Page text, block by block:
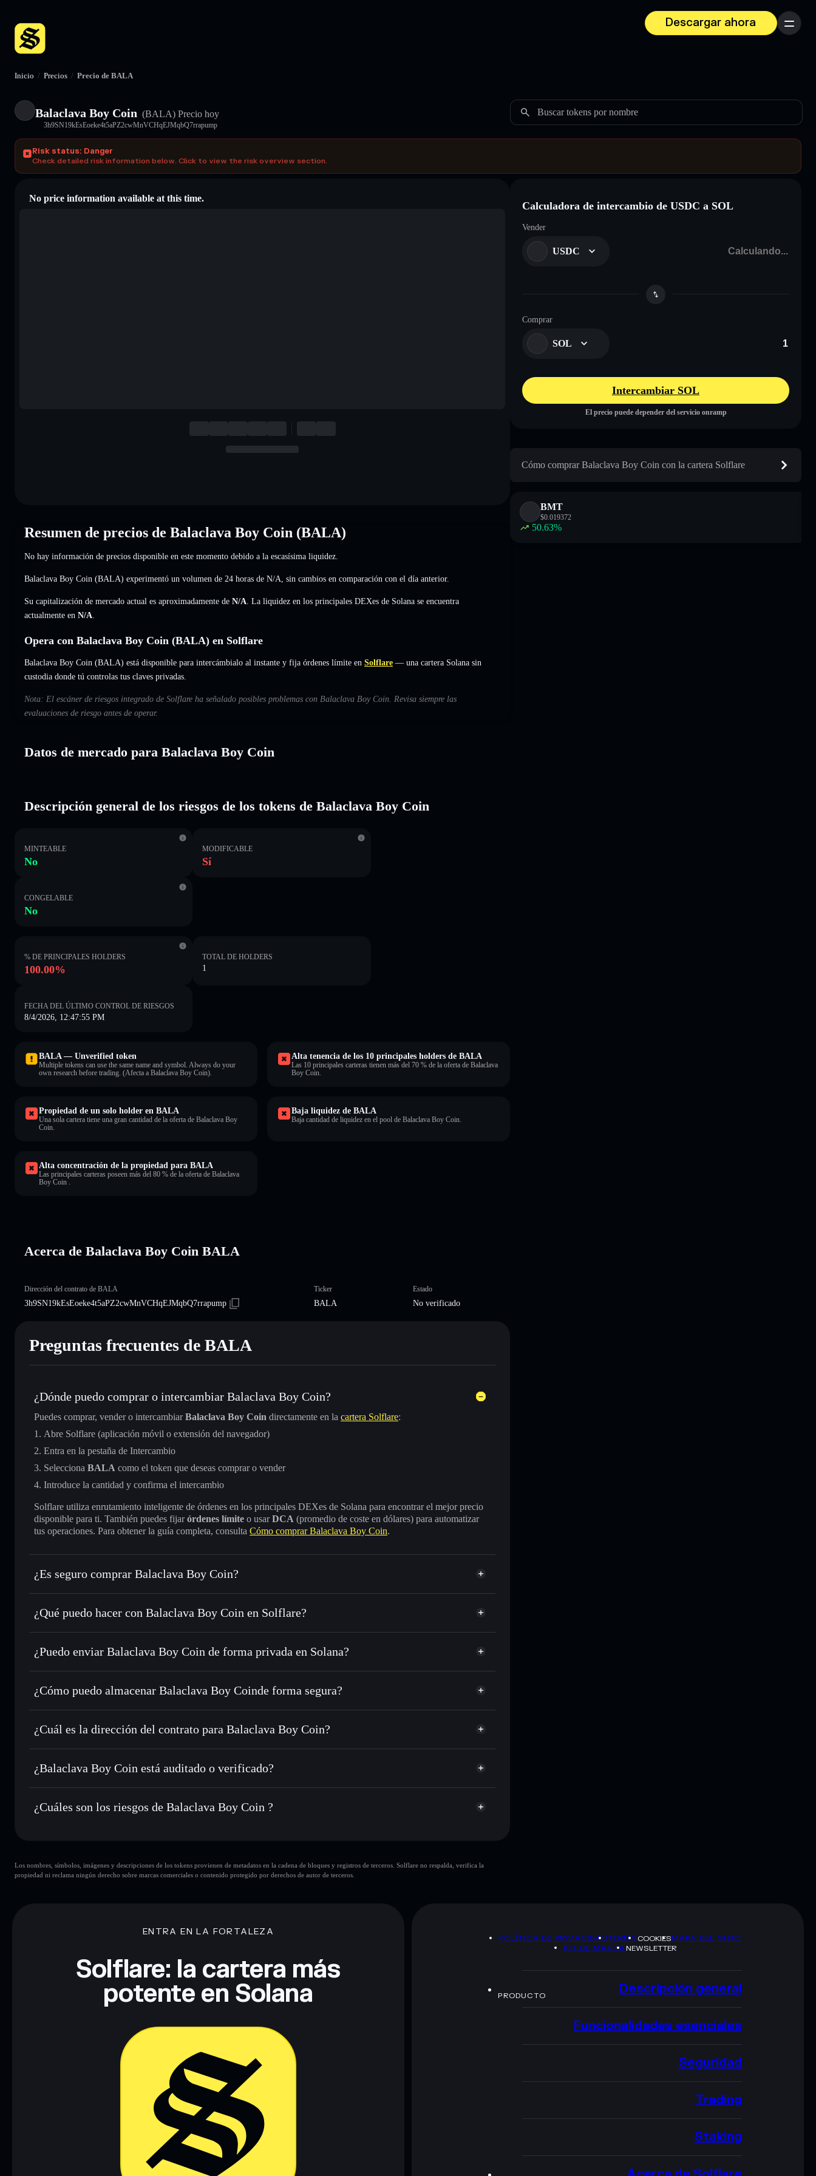
Descargar ahora
Menú
Inicio / Precios / Precio de BALA
Balaclava Boy Coin (BALA) Precio hoy
3h9SN19kEsEoeke4t5aPZ2cwMnVCHqEJMqbQ7rrapump
Buscar tokens por nombre
Risk status: Danger
Check detailed risk information below. Click to view the risk overview section.
No price information available at this time.
Resumen de precios de Balaclava Boy Coin (BALA)
No hay información de precios disponible en este momento debido a la escasísima liquidez.
Balaclava Boy Coin (BALA) experimentó un volumen de 24 horas de N/A sin cambios en comparación con el día anterior.
Su capitalización de mercado actual es aproximadamente de N/A . La liquidez en los principales DEXes de Solana se encuentra
actualmente en N/A
Opera con Balaclava Boy Coin (BALA) en Solflare
Balaclava Boy Coin (BALA) está disponible para intercámbialo al instante y fija órdenes límite en Solflare — una cartera Solana sin
custodia donde tú controlas tus claves privadas.
Nota: El escáner de riesgos integrado de Solflare ha señalado posibles problemas con Balaclava Boy Coin. Revisa siempre las
evaluaciones de riesgo antes de operar.
Datos de mercado para Balaclava Boy Coin
Descripción general de los riesgos de los tokens de Balaclava Boy Coin
MINTEABLE
No
MODIFICABLE
Sí
CONGELABLE
No
% DE PRINCIPALES HOLDERS
100.00%
TOTAL DE HOLDERS
1
FECHA DEL ÚLTIMO CONTROL DE RIESGOS
8/4/2026, 12:47:55 PM
BALA — Unverified token
Multiple tokens can use the same name and symbol. Always do your
own research before trading. (Afecta a Balaclava Boy Coin).
Alta tenencia de los 10 principales holders de BALA
Las 10 principales carteras tienen más del 70 % de la oferta de Balaclava
Boy Coin.
Propiedad de un solo holder en BALA
Una sola cartera tiene una gran cantidad de la oferta de Balaclava Boy
Coin.
Baja liquidez de BALA
Baja cantidad de liquidez en el pool de Balaclava Boy Coin.
Alta concentración de la propiedad para BALA
Las principales carteras poseen más del 80 % de la oferta de Balaclava
Boy Coin .
Acerca de Balaclava Boy Coin BALA
Dirección del contrato de BALA
3h9SN19kEsEoeke4t5aPZ2cwMnVCHqEJMqbQ7rrapump
Ticker
BALA
Estado
No verificado
Preguntas frecuentes de BALA
¿Dónde puedo comprar o intercambiar Balaclava Boy Coin?
Puedes comprar, vender o intercambiarBalaclava Boy Coin directamente en la cartera Solflare:
Abre Solflare (aplicación móvil o extensión del navegador)
Entra en la pestaña de Intercambio
Selecciona BALA como el token que deseas comprar o vender
Introduce la cantidad y confirma el intercambio
Solflare utiliza enrutamiento inteligente de órdenes en los principales DEXes de Solana para encontrar el mejor precio
disponible para ti. También puedes fijarórdenes límite o usarDCA (promedio de coste en dólares) para automatizar
tus operaciones. Para obtener la guía completa, consulta Cómo comprar Balaclava Boy Coin.
¿Es seguro comprar Balaclava Boy Coin?
Balaclava Boy Coin no está verificado
¿Qué puedo hacer con Balaclava Boy Coin en Solflare?
Balaclava Boy Coin
cartera de Solflare
Intercambiar al instante: operar con BALA para SOL, USDC o miles de otros tokens de Solana con enrutamiento
Utilizar DCA: promedio de coste en dólares en BALA a lo largo del tiempo
Enviar de forma privada: transferir BALA sin vincular públicamente las carteras usando el agregador de
privacidad integrado de Solflare
Holdear de forma segura: almacenar BALA en una cartera sin custodia donde tú controla tus claves privadas
¿Puedo enviar Balaclava Boy Coin de forma privada en Solana?
agregador de privacidad
¿Cómo puedo almacenar Balaclava Boy Coinde forma segura?
Balaclava Boy Coin cartera sin custodia Solflare
¿Cuál es la dirección del contrato para Balaclava Boy Coin?
Balaclava Boy Coin
3h9SN19kEsEoeke4t5aPZ2cwMnVCHqEJMqbQ7rrapump
cartera Solflare
¿Balaclava Boy Coin está auditado o verificado?
Balaclava Boy Coin no está verificado actualmente
¿Cuáles son los riesgos de Balaclava Boy Coin ?
carteras
Balaclava Boy Coin
sola cartera
Los nombres, símbolos, imágenes y descripciones de los tokens provienen de metadatos en la cadena de bloques y registros de terceros. Solflare no respalda, verifica la
propiedad ni reclama ningún derecho sobre marcas comerciales o contenido protegido por derechos de autor de terceros.
Calculadora de intercambio de USDC a SOL
Vender
USDC
Comprar
SOL
Intercambiar SOL
El precio puede depender del servicio onramp
Cómo comprar Balaclava Boy Coin con la cartera Solflare
BMT
$0.019372
50.63%
ENTRA EN LA FORTALEZA
Solflare: la cartera más
potente en Solana
POLÍTICA DE PRIVACIDADTERMSCOOKIESMAPA DEL SITIO
KIT DE MARCANEWSLETTER
PRODUCTO Descripción general
Funcionalidades esenciales
Seguridad
Trading
Staking